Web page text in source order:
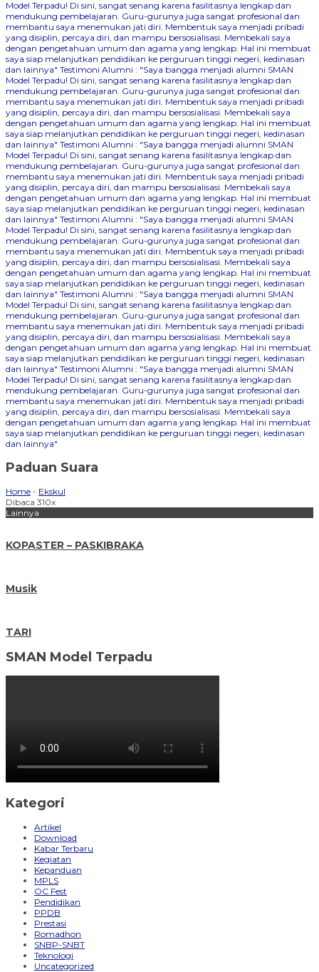
Model Terpadu! Di sini, sangat senang karena fasilitasnya lengkap dan
mendukung pembelajaran. Guru-gurunya juga sangat profesional dan
membantu saya menemukan jati diri. Membentuk saya menjadi pribadi
yang disiplin, percaya diri, dan mampu bersosialisasi. Membekali saya
dengan pengetahuan umum dan agama yang lengkap. Hal ini membuat
saya siap melanjutkan pendidikan ke perguruan tinggi negeri, kedinasan
dan lainnya" Testimoni Alumni : "Saya bangga menjadi alumni SMAN
Model Terpadu! Di sini, sangat senang karena fasilitasnya lengkap dan
mendukung pembelajaran. Guru-gurunya juga sangat profesional dan
membantu saya menemukan jati diri. Membentuk saya menjadi pribadi
yang disiplin, percaya diri, dan mampu bersosialisasi. Membekali saya
dengan pengetahuan umum dan agama yang lengkap. Hal ini membuat
saya siap melanjutkan pendidikan ke perguruan tinggi negeri, kedinasan
dan lainnya" Testimoni Alumni : "Saya bangga menjadi alumni SMAN
Model Terpadu! Di sini, sangat senang karena fasilitasnya lengkap dan
mendukung pembelajaran. Guru-gurunya juga sangat profesional dan
membantu saya menemukan jati diri. Membentuk saya menjadi pribadi
yang disiplin, percaya diri, dan mampu bersosialisasi. Membekali saya
dengan pengetahuan umum dan agama yang lengkap. Hal ini membuat
saya siap melanjutkan pendidikan ke perguruan tinggi negeri, kedinasan
dan lainnya" Testimoni Alumni : "Saya bangga menjadi alumni SMAN
Model Terpadu! Di sini, sangat senang karena fasilitasnya lengkap dan
mendukung pembelajaran. Guru-gurunya juga sangat profesional dan
membantu saya menemukan jati diri. Membentuk saya menjadi pribadi
yang disiplin, percaya diri, dan mampu bersosialisasi. Membekali saya
dengan pengetahuan umum dan agama yang lengkap. Hal ini membuat
saya siap melanjutkan pendidikan ke perguruan tinggi negeri, kedinasan
dan lainnya" Testimoni Alumni : "Saya bangga menjadi alumni SMAN
Model Terpadu! Di sini, sangat senang karena fasilitasnya lengkap dan
mendukung pembelajaran. Guru-gurunya juga sangat profesional dan
membantu saya menemukan jati diri. Membentuk saya menjadi pribadi
yang disiplin, percaya diri, dan mampu bersosialisasi. Membekali saya
dengan pengetahuan umum dan agama yang lengkap. Hal ini membuat
saya siap melanjutkan pendidikan ke perguruan tinggi negeri, kedinasan
dan lainnya" Testimoni Alumni : "Saya bangga menjadi alumni SMAN
Model Terpadu! Di sini, sangat senang karena fasilitasnya lengkap dan
mendukung pembelajaran. Guru-gurunya juga sangat profesional dan
membantu saya menemukan jati diri. Membentuk saya menjadi pribadi
yang disiplin, percaya diri, dan mampu bersosialisasi. Membekali saya
dengan pengetahuan umum dan agama yang lengkap. Hal ini membuat
saya siap melanjutkan pendidikan ke perguruan tinggi negeri, kedinasan
dan lainnya"
Paduan Suara
Home - Ekskul
Dibaca 310x
Lainnya
KOPASTER – PASKIBRAKA
Musik
TARI
SMAN Model Terpadu
Kategori
Artikel
Download
Kabar Terbaru
Kegiatan
Kepanduan
MPLS
OC Fest
Pendidikan
PPDB
Prestasi
Romadhon
SNBP-SNBT
Teknologi
Uncategorized